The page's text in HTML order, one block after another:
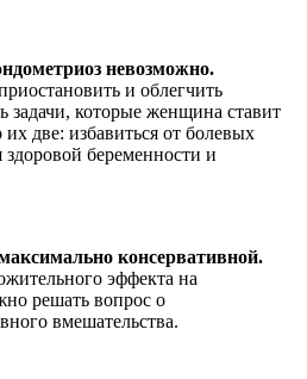
невозможно.
и облегчить
которые женщина ставит
две: избавиться от болевых
беременности и
консервативной.
эффекта на
решать вопрос о
вмешательства.